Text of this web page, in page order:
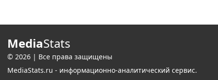
MediaStats
© 2026 | Все права защищены
MediaStats.ru - информационно-аналитический сервис.